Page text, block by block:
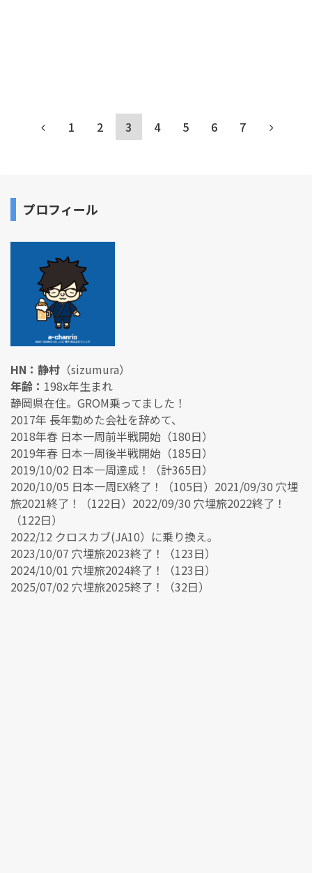
1 2 3 4 5 6 7
プロフィール
HN：静村 （sizumura）
年齢： 198x年生まれ
静岡県在住。GROM乗ってました！
2017年 長年勤めた会社を辞めて、
2018年春 日本一周前半戦開始（180日）
2019年春 日本一周後半戦開始（185日）
2019/10/02 日本一周達成！（計365日）
2020/10/05 日本一周EX終了！（105日）2021/09/30 穴埋
旅2021終了！（122日）2022/09/30 穴埋旅2022終了！
（122日）
2022/12 クロスカブ(JA10）に乗り換え。
2023/10/07 穴埋旅2023終了！（123日）
2024/10/01 穴埋旅2024終了！（123日）
2025/07/02 穴埋旅2025終了！（32日）